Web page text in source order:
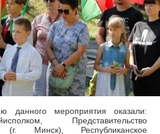
данного мероприятия оказали:
Представительство
(г. Минск), Республиканское